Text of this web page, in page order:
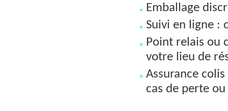
Emballage
Suivi en ligne :
Point relais ou
votre lieu de
Assurance
cas de perte ou